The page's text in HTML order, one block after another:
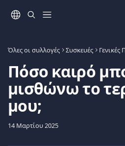
Όλες οι συλλογές Συσκευές
Πόσο καιρό
μισθώνω το
μου;
14 Μαρτίου 2025